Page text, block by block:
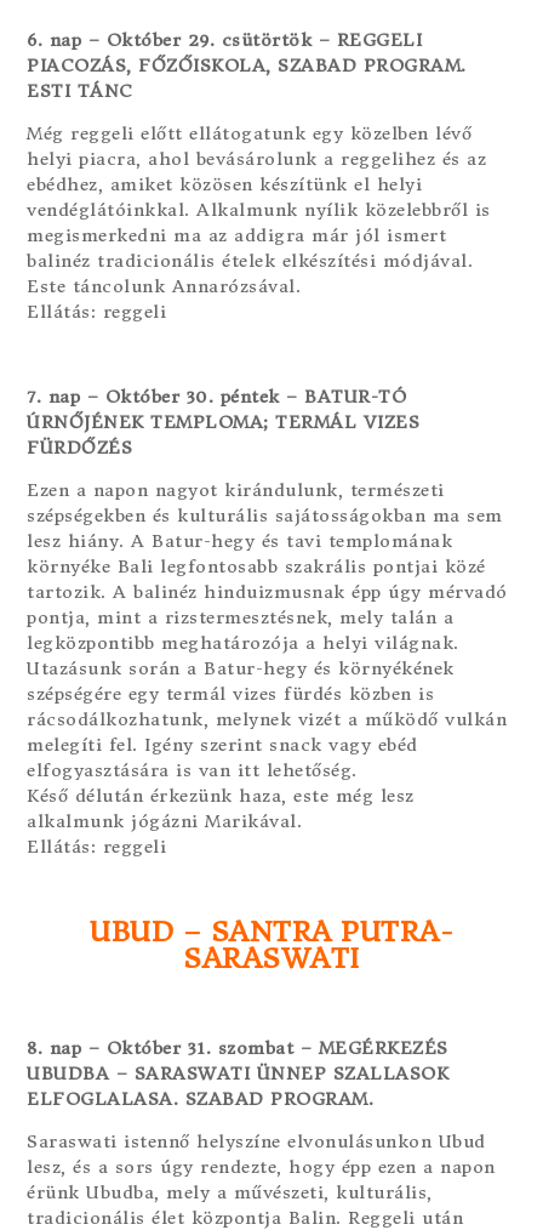
6. nap – Október 29. csütörtök – REGGELI
PIACOZÁS, FŐZŐISKOLA, SZABAD PROGRAM.
ESTI TÁNC
Még reggeli előtt ellátogatunk egy közelben lévő
helyi piacra, ahol bevásárolunk a reggelihez és az
ebédhez, amiket közösen készítünk el helyi
vendéglátóinkkal. Alkalmunk nyílik közelebbről is
megismerkedni ma az addigra már jól ismert
balinéz tradicionális ételek elkészítési módjával.
Este táncolunk Annarózsával.
Ellátás: reggeli
7. nap – Október 30. péntek – BATUR-TÓ
ÚRNŐJÉNEK TEMPLOMA; TERMÁL VIZES
FÜRDŐZÉS
Ezen a napon nagyot kirándulunk, természeti
szépségekben és kulturális sajátosságokban ma sem
lesz hiány. A Batur-hegy és tavi templomának
környéke Bali legfontosabb szakrális pontjai közé
tartozik. A balinéz hinduizmusnak épp úgy mérvadó
pontja, mint a rizstermesztésnek, mely talán a
legközpontibb meghatározója a helyi világnak.
Utazásunk során a Batur-hegy és környékének
szépségére egy termál vizes fürdés közben is
rácsodálkozhatunk, melynek vizét a működő vulkán
melegíti fel. Igény szerint snack vagy ebéd
elfogyasztására is van itt lehetőség.
Késő délután érkezünk haza, este még lesz
alkalmunk jógázni Marikával.
Ellátás: reggeli
UBUD – SANTRA PUTRA-
SARASWATI
8. nap – Október 31. szombat – MEGÉRKEZÉS
UBUDBA – SARASWATI ÜNNEP SZALLASOK
ELFOGLALASA. SZABAD PROGRAM.
Saraswati istennő helyszíne elvonulásunkon Ubud
lesz, és a sors úgy rendezte, hogy épp ezen a napon
érünk Ubudba, mely a művészeti, kulturális,
tradicionális élet központja Balin. Reggeli után